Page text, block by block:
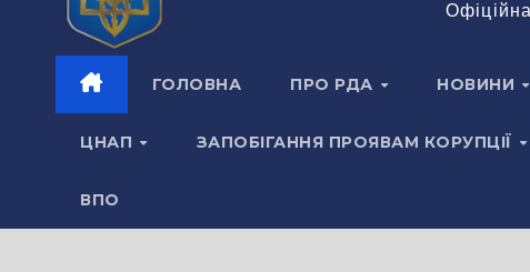
ГОЛОВНА ПРО РДА НОВИНИ
ЦНАП ЗАПОБІГАННЯ ПРОЯВАМ КОРУПЦІЇ
ВПО